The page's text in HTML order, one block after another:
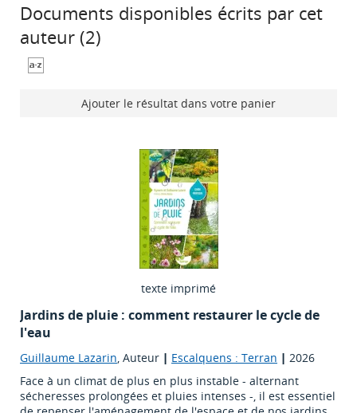
Documents disponibles écrits par cet
auteur (2)
Ajouter le résultat dans votre panier
texte imprimé
Jardins de pluie : comment restaurer le cycle de
l'eau
Guillaume Lazarin, Auteur | Escalquens : Terran | 2026
Face à un climat de plus en plus instable - alternant
sécheresses prolongées et pluies intenses -, il est essentiel